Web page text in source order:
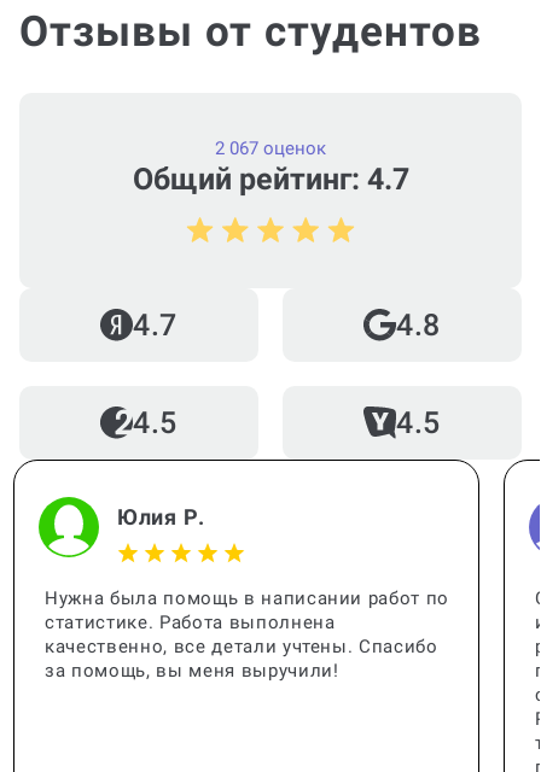
Помощь с услугой Проектная работа
Как работает гарантия?
Когда и как нужно оплачивать
заказ?
Отзывы от студентов
Общий рейтинг: 4.7
2 067 оценок
4.7 4.8
4.5 4.5
Юлия Р.
Нужна была помощь в написании работ по
статистике. Работа выполнена
качественно, все детали учтены. Спасибо
за помощь, вы меня выручили!